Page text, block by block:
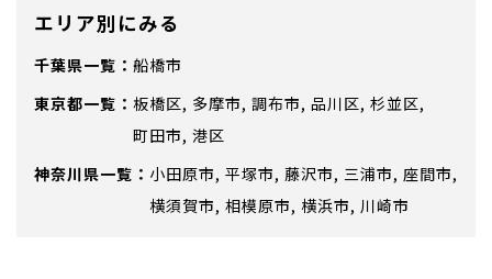
エリア別にみる
千葉県
船橋市
東京都
板橋区 多摩市 調布市 品川区 杉並区
町田市 港区
神奈川県
小田原市 平塚市 藤沢市 三浦市 座間市
横須賀市 相模原市 横浜市 川崎市